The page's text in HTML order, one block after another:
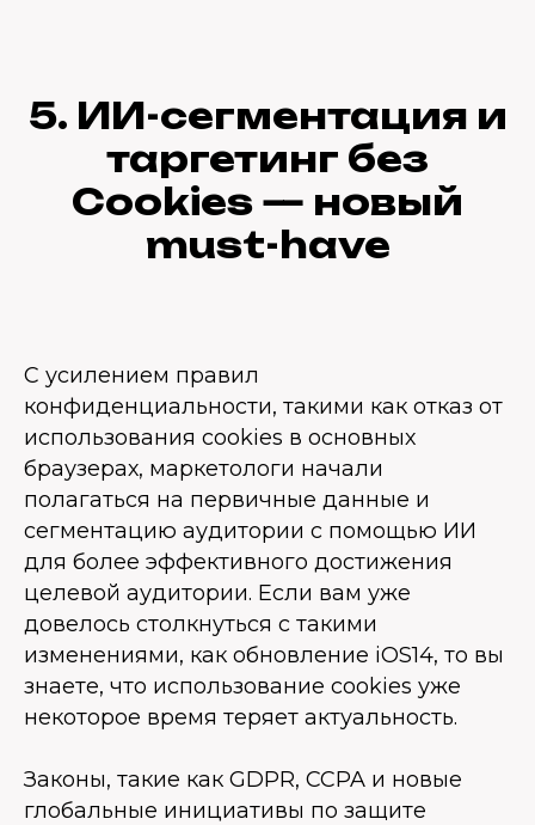
5. ИИ-сегментация и
таргетинг без
Cookies — новый
must-have
С усилением правил
конфиденциальности, такими как отказ от
использования cookies в основных
браузерах, маркетологи начали
полагаться на первичные данные и
сегментацию аудитории с помощью ИИ
для более эффективного достижения
целевой аудитории. Если вам уже
довелось столкнуться с такими
изменениями, как обновление iOS14, то вы
знаете, что использование cookies уже
некоторое время теряет актуальность.
Законы, такие как GDPR, CCPA и новые
глобальные инициативы по защите